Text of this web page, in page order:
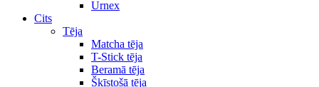
Urnex
Cits
Tēja
Matcha tēja
T-Stick tēja
Beramā tēja
Šķīstošā tēja